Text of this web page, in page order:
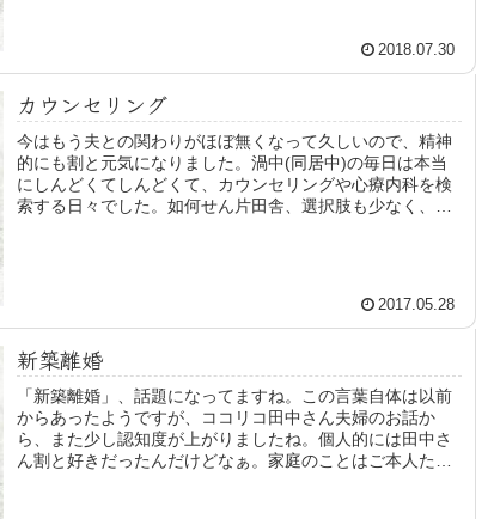
2018.07.30
カウンセリング
今はもう夫との関わりがほぼ無くなって久しいので、精神
的にも割と元気になりました。渦中(同居中)の毎日は本当
にしんどくてしんどくて、カウンセリングや心療内科を検
索する日々でした。如何せん片田舎、選択肢も少なく、敷
2017.05.28
新築離婚
「新築離婚」、話題になってますね。この言葉自体は以前
からあったようですが、ココリコ田中さん夫婦のお話か
ら、また少し認知度が上がりましたね。個人的には田中さ
ん割と好きだったんだけどなぁ。家庭のことはご本人たち